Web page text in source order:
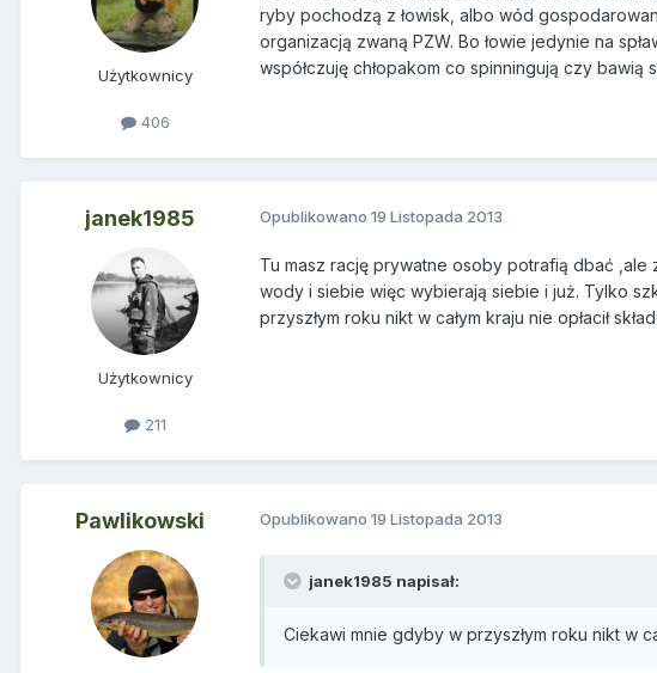
Użytkownicy
406
ryby pochodzą z łowisk, albo wód
organizacją zwaną PZW. Bo łowie jedynie na
współczuję chłopakom co spinningują czy
janek1985
Użytkownicy
211
Opublikowano 19 Listopada 2013
Tu masz rację prywatne osoby potrafią dbać ,ale
wody i siebie więc wybierają siebie i już. Tylko
przyszłym roku nikt w całym kraju nie opłacił
Pawlikowski Opublikowano 19 Listopada 2013
janek1985 napisał:
Ciekawi mnie gdyby w przyszłym roku nikt w